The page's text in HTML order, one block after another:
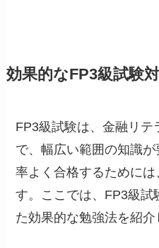
効果的なFP3級試験
FP3級試験は、金融リ
で、幅広い範囲の知識
率よく合格するために
す。ここでは、FP3級試
た効果的な勉強法を紹介